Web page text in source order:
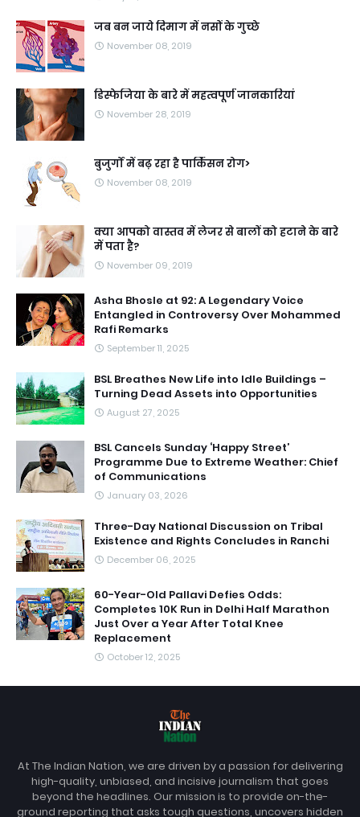
जब बन जाये दिमाग में नसों के गुच्छे
November 08, 2019
डिस्फेजिया के बारे में महत्वपूर्ण जानकारियां
November 28, 2019
बुजुर्गों में बढ़ रहा है पार्किंसन रोग>
November 08, 2019
क्या आपको वास्तव में लेजर से बालों को हटाने के बारे
में पता है?
November 09, 2019
Asha Bhosle at 92: A Legendary Voice
Entangled in Controversy Over Mohammed
Rafi Remarks
September 11, 2025
BSL Breathes New Life into Idle Buildings –
Turning Dead Assets into Opportunities
August 27, 2025
BSL Cancels Sunday ‘Happy Street’
Programme Due to Extreme Weather: Chief
of Communications
January 03, 2026
Three-Day National Discussion on Tribal
Existence and Rights Concludes in Ranchi
December 06, 2025
60-Year-Old Pallavi Defies Odds:
Completes 10K Run in Delhi Half Marathon
Just Over a Year After Total Knee
Replacement
October 12, 2025
At The Indian Nation, we are driven by a passion for delivering
high-quality, unbiased, and incisive journalism that goes
beyond the headlines. Our mission is to provide on-the-
ground reporting that asks tough questions, uncovers hidden